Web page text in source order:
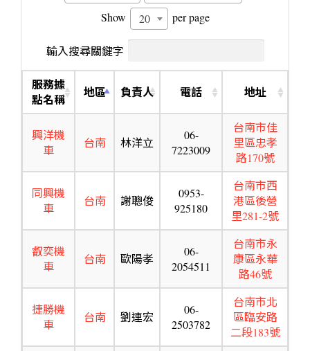
Show
20 per page
輸入搜尋關鍵字
服務據
點名稱
地區 負責人 電話 地址
興洋機
車
台南 林洋立
06-
7223009
台南市佳
里區忠孝
路170號
同興機
車
台南 謝聰俊
0953-
925180
台南市西
港區後營
里281-2號
叡奕機
車
台南 歐陽孝
06-
2054511
台南市永
康區永華
路46號
捷勝機
車
台南 劉連宏
06-
2503782
台南市北
區臨安路
二段183號